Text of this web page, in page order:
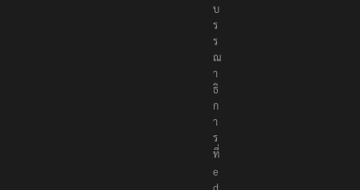
บ
ร
ร
ณ
า
ธิ
ก
า
ร
ที่
e
d